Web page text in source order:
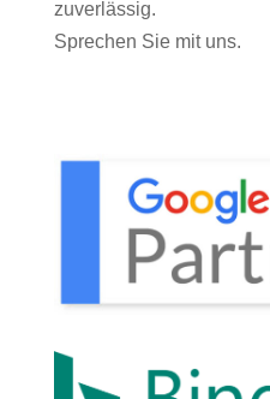
zuverlässig.
Sprechen Sie mit uns.